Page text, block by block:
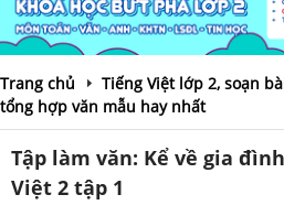
Trang chủ
Tiếng Việt lớp 2, soạn
tổng hợp văn mẫu hay nhất
Tập làm văn: Kể về gia
Việt 2 tập 1